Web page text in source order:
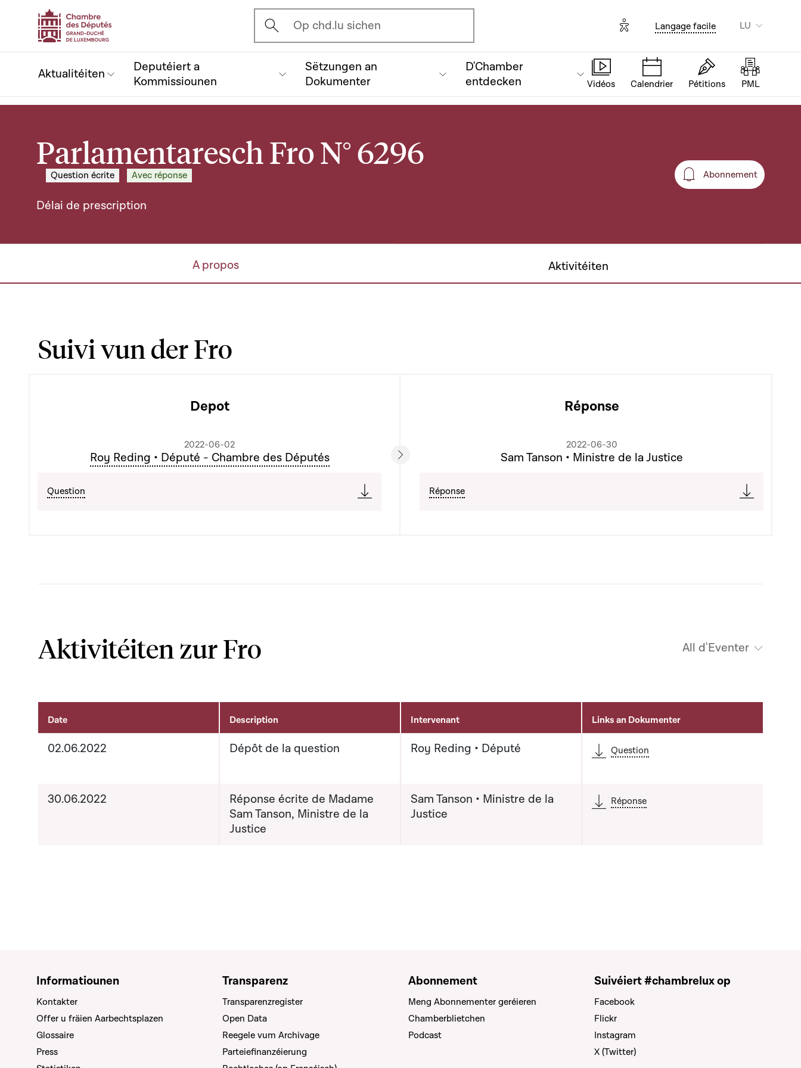
Ouvrir l'écran de recherche
Op chd.lu sichen Options d'accessibilité
Langage facile LU
Aktualitéiten
Deputéiert a
Kommissiounen
Sëtzungen an
Dokumenter
D'Chamber
entdecken
Vidéos Calendrier Pétitions PML
Parlamentaresch Fro N° 6296
Question écrite Avec réponse
Délai de prescription
Abonnement
Abonnement
A propos Aktivitéiten
Suivi vun der Fro
Depot
2022-06-02
Roy Reding • Député - Chambre des Députés
Question
Réponse
2022-06-30
Sam Tanson • Ministre de la Justice
Réponse
Aktivitéiten zur Fro All d'Eventer
Aktivitéiten um Dossier
Date Description Intervenant Links an Dokumenter
02.06.2022 Dépôt de la question Roy Reding • Député Question
30.06.2022
Réponse écrite de Madame
Sam Tanson, Ministre de la
Justice
Sam Tanson • Ministre de la
Justice
Réponse
Informatiounen
Kontakter
Offer u fräien Aarbechtsplazen
Glossaire
Press
Transparenz
Transparenzregister
Open Data
Reegele vum Archivage
Parteiefinanzéierung
Abonnement
Meng Abonnementer geréieren
Chamberblietchen
Podcast
Suivéiert #chambrelux op
Facebook
Flickr
Instagram
X (Twitter)